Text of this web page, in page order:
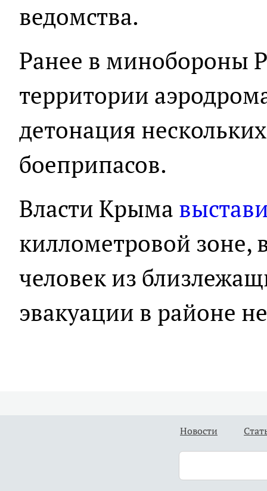
ведомства.
Ранее в минобороны
территории
детонация
боеприпасов.
Власти Крыма
киллометровой зоне,
человек из
эвакуации в районе
Новости